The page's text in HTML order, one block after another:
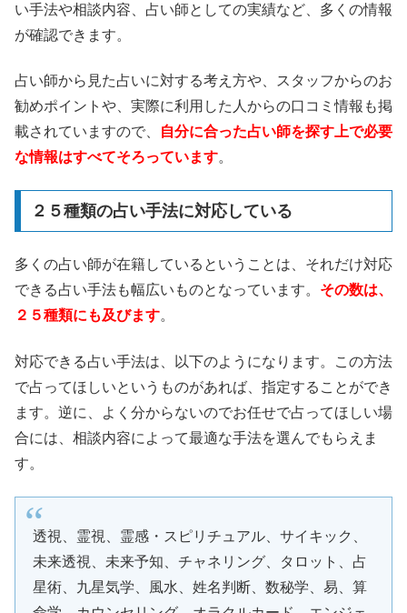
い手法や相談内容、占い師としての実績など、多くの情報
が確認できます。
占い師から見た占いに対する考え方や、スタッフからのお
勧めポイントや、実際に利用した人からの口コミ情報も掲
載されていますので、
自分に合った占い師を探す上で必要
な情報はすべてそろっています。
２５種類の占い手法に対応している
多くの占い師が在籍しているということは、それだけ対応
できる占い手法も幅広いものとなっています。 その数は、
２５種類にも及びます。
対応できる占い手法は、以下のようになります。この方法
で占ってほしいというものがあれば、指定することができ
ます。逆に、よく分からないのでお任せで占ってほしい場
合には、相談内容によって最適な手法を選んでもらえま
す。
透視、霊視、霊感・スピリチュアル、サイキック、
未来透視、未来予知、チャネリング、タロット、占
星術、九星気学、風水、姓名判断、数秘学、易、算